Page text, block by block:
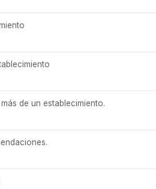
de un establecimiento.